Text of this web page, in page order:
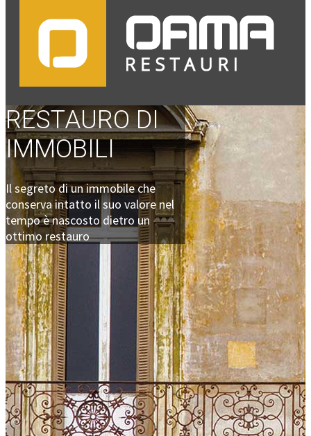
RESTAURO DI
IMMOBILI
Il segreto di un immobile che
conserva intatto il suo valore nel
tempo è nascosto dietro un
ottimo restauro